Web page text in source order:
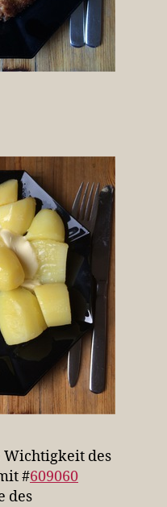
Wichtigkeit des
#609060
des